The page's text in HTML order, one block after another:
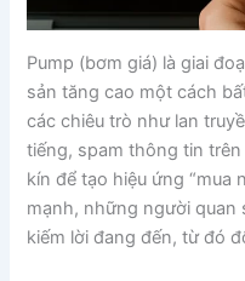
Pump (bơm giá) là giai
sản tăng cao một cách
các chiêu trò như lan
tiếng, spam thông tin
kín để tạo hiệu ứng “mua
mạnh, những người quan
kiếm lời đang đến, từ đó